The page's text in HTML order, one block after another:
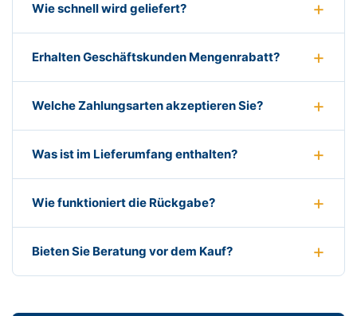
Wie schnell wird geliefert?
Erhalten Geschäftskunden Mengenrabatt?
Welche Zahlungsarten akzeptieren Sie?
Was ist im Lieferumfang enthalten?
Wie funktioniert die Rückgabe?
Bieten Sie Beratung vor dem Kauf?